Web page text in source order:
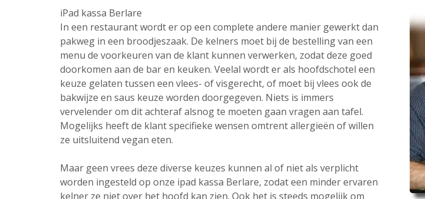
iPad kassa Berlare
In een restaurant wordt er op een complete andere manier gewerkt dan
pakweg in een broodjeszaak. De kelners moet bij de bestelling van een
menu de voorkeuren van de klant kunnen verwerken, zodat deze goed
doorkomen aan de bar en keuken. Veelal wordt er als hoofdschotel een
keuze gelaten tussen een vlees- of visgerecht, of moet bij vlees ook de
bakwijze en saus keuze worden doorgegeven. Niets is immers
vervelender om dit achteraf alsnog te moeten gaan vragen aan tafel.
Mogelijks heeft de klant specifieke wensen omtrent allergieën of willen
ze uitsluitend vegan eten.
Maar geen vrees deze diverse keuzes kunnen al of niet als verplicht
worden ingesteld op onze ipad kassa Berlare, zodat een minder ervaren
kelner ze niet over het hoofd kan zien. Ook het is steeds mogelijk om